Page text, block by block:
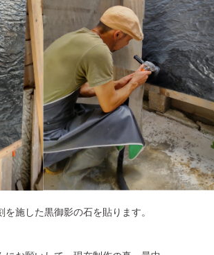
施した黒御影の石を貼ります。